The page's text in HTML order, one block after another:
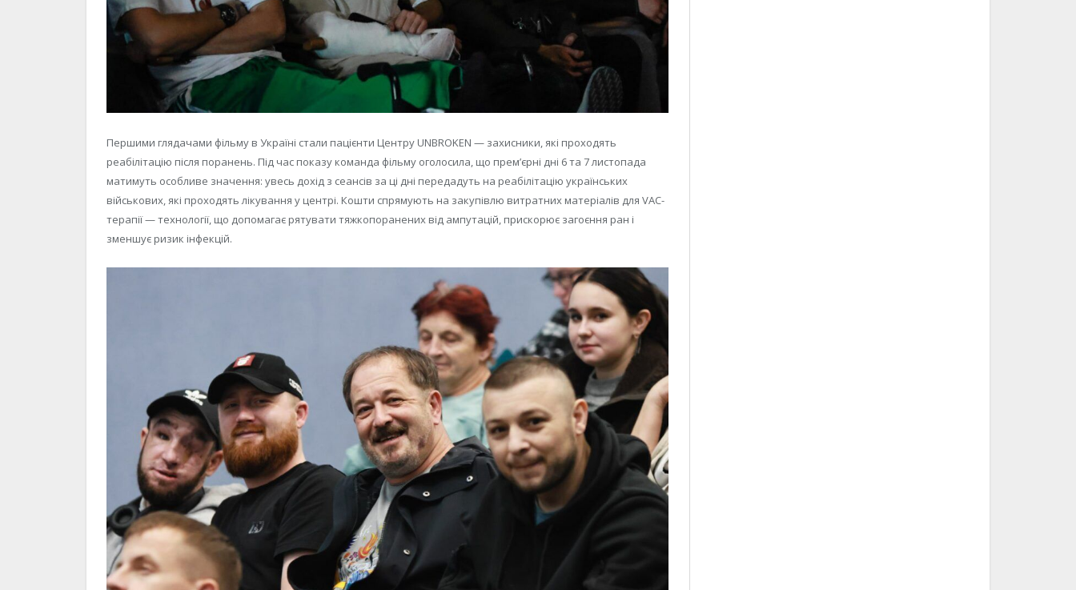
Першими глядачами фільму в Україні стали пацієнти Центру UNBROKEN — захисники, які проходять
реабілітацію після поранень. Під час показу команда фільму оголосила, що прем’єрні дні 6 та 7 листопада
матимуть особливе значення: увесь дохід з сеансів за ці дні передадуть на реабілітацію українських
військових, які проходять лікування у центрі. Кошти спрямують на закупівлю витратних матеріалів для VAC-
терапії — технології, що допомагає рятувати тяжкопоранених від ампутацій, прискорює загоєння ран і
зменшує ризик інфекцій.